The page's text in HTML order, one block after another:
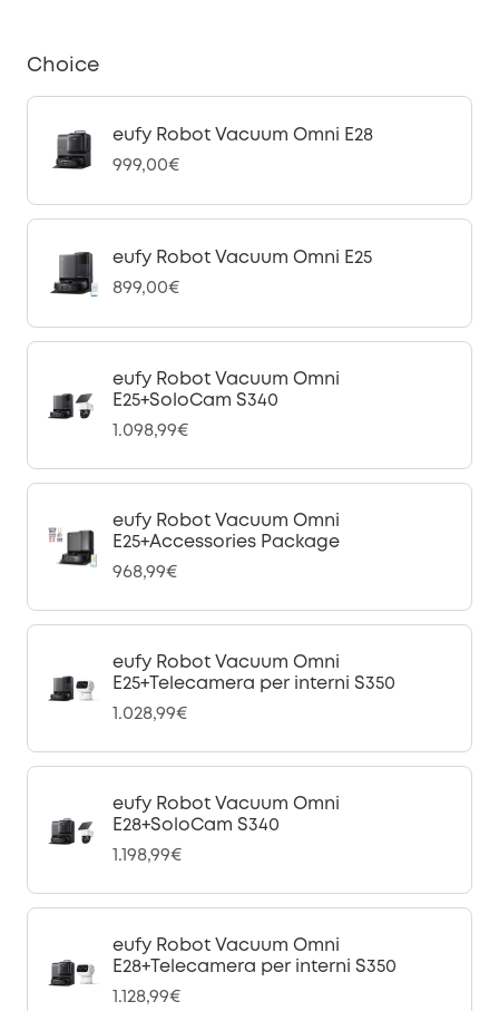
Choice
eufy Robot Vacuum Omni E28
999,00€
eufy Robot Vacuum Omni E25
899,00€
eufy Robot Vacuum Omni
E25+SoloCam S340
1.098,99€
eufy Robot Vacuum Omni
E25+Accessories Package
968,99€
eufy Robot Vacuum Omni
E25+Telecamera per interni S350
1.028,99€
eufy Robot Vacuum Omni
E28+SoloCam S340
1.198,99€
eufy Robot Vacuum Omni
E28+Telecamera per interni S350
1.128,99€